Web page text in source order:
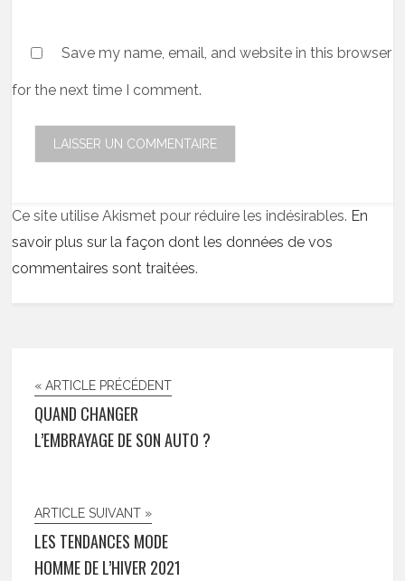
Save my name, email, and website in this browser
for the next time I comment.
Ce site utilise Akismet pour réduire les indésirables. En
savoir plus sur la façon dont les données de vos
commentaires sont traitées.
« ARTICLE PRÉCÉDENT
QUAND CHANGER
L’EMBRAYAGE DE SON AUTO ?
ARTICLE SUIVANT »
LES TENDANCES MODE
HOMME DE L’HIVER 2021